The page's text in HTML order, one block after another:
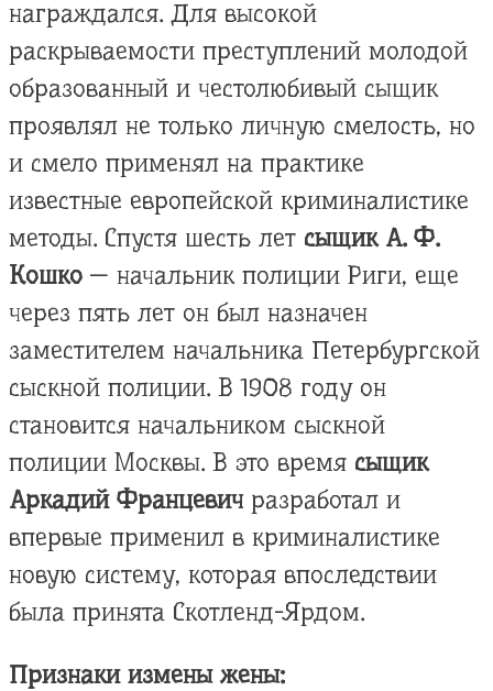
награждался. Для высокой
раскрываемости преступлений молодой
образованный и честолюбивый сыщик
проявлял не только личную смелость, но
и смело применял на практике
известные европейской криминалистике
методы. Спустя шесть лет сыщик А. Ф.
Кошко — начальник полиции Риги, еще
через пять лет он был назначен
заместителем начальника Петербургской
сыскной полиции. В 1908 году он
становится начальником сыскной
полиции Москвы. В это время сыщик
Аркадий Францевич разработал и
впервые применил в криминалистике
новую систему, которая впоследствии
была принята Скотленд-Ярдом.
Признаки измены жены: